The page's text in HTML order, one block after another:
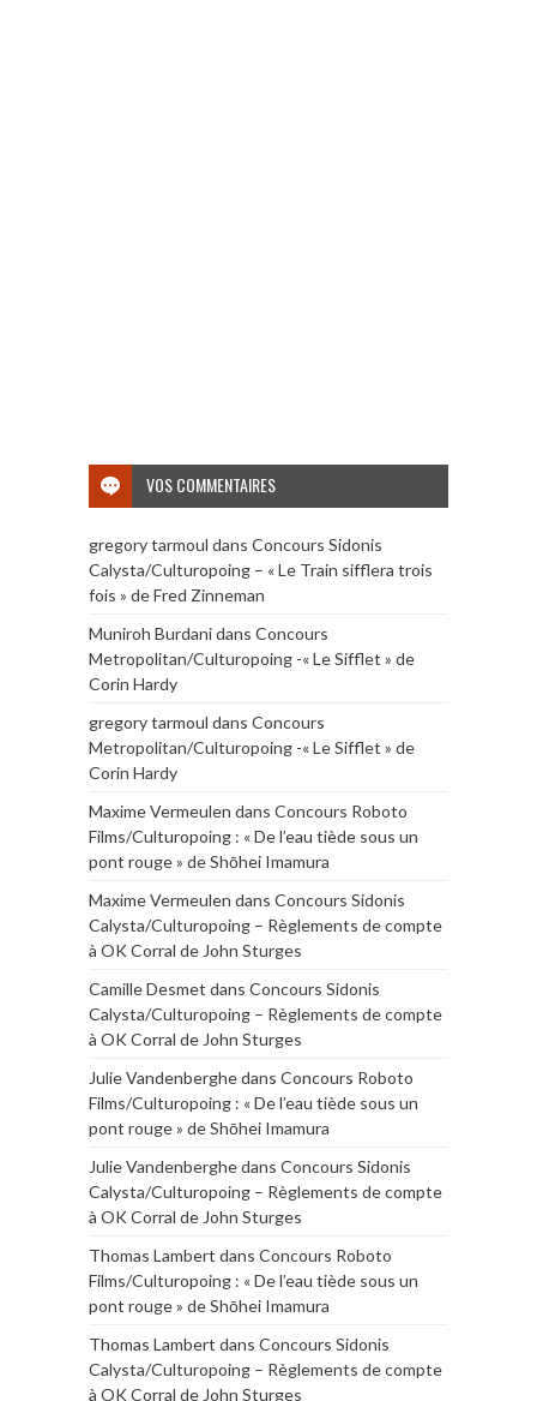
VOS COMMENTAIRES
gregory tarmoul dans Concours Sidonis
Calysta/Culturopoing – « Le Train sifflera trois
fois » de Fred Zinneman
Muniroh Burdanidans Concours
Metropolitan/Culturopoing -« Le Sifflet » de
Corin Hardy
gregory tarmoul dans Concours
Metropolitan/Culturopoing -« Le Sifflet » de
Corin Hardy
Maxime Vermeulen dans Concours Roboto
Films/Culturopoing : « De l’eau tiède sous un
pont rouge » de Shōhei Imamura
Maxime Vermeulen dans Concours Sidonis
Calysta/Culturopoing – Règlements de compte
à OK Corral de John Sturges
Camille Desmet dans Concours Sidonis
Calysta/Culturopoing – Règlements de compte
à OK Corral de John Sturges
Julie Vandenberghedans Concours Roboto
Films/Culturopoing : « De l’eau tiède sous un
pont rouge » de Shōhei Imamura
Julie Vandenberghedans Concours Sidonis
Calysta/Culturopoing – Règlements de compte
à OK Corral de John Sturges
Thomas Lambert dans Concours Roboto
Films/Culturopoing : « De l’eau tiède sous un
pont rouge » de Shōhei Imamura
Thomas Lambert dans Concours Sidonis
Calysta/Culturopoing – Règlements de compte
à OK Corral de John Sturges